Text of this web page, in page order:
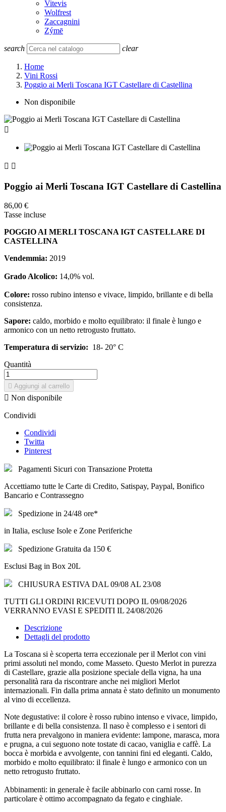
Vitevis
Wolfrest
Zaccagnini
Zýmē
search clear
Home
Vini Rossi
Poggio ai Merli Toscana IGT Castellare di Castellina
Non disponibile

 
Poggio ai Merli Toscana IGT Castellare di Castellina
86,00 €
Tasse incluse
POGGIO AI MERLI TOSCANA IGT CASTELLARE DI
CASTELLINA
Vendemmia: 2019
Grado Alcolico: 14,0% vol.
Colore: rosso rubino intenso e vivace, limpido, brillante e di bella
consistenza.
Sapore: caldo, morbido e molto equilibrato: il finale è lungo e
armonico con un netto retrogusto fruttato.
Temperatura di servizio: 18- 20° C
Quantità
 Aggiungi al carrello
 Non disponibile
Condividi
Condividi
Twitta
Pinterest
Pagamenti Sicuri con Transazione Protetta
Accettiamo tutte le Carte di Credito, Satispay, Paypal, Bonifico
Bancario e Contrassegno
Spedizione in 24/48 ore*
in Italia, escluse Isole e Zone Periferiche
Spedizione Gratuita da 150 €
Esclusi Bag in Box 20L
CHIUSURA ESTIVA DAL 09/08 AL 23/08
TUTTI GLI ORDINI RICEVUTI DOPO IL 09/08/2026
VERRANNO EVASI E SPEDITI IL 24/08/2026
Descrizione
Dettagli del prodotto
La Toscana si è scoperta terra eccezionale per il Merlot con vini
primi assoluti nel mondo, come Masseto. Questo Merlot in purezza
di Castellare, grazie alla posizione speciale della vigna, ha una
personalità rara da riscontrare anche nei migliori Merlot
internazionali. Fin dalla prima annata è stato definito un monumento
al vino di eccellenza.
Note degustative: il colore è rosso rubino intenso e vivace, limpido,
brillante e di bella consistenza. Il naso è complesso e i sentori di
frutta nera prevalgono in maniera evidente: lampone, marasca, mora
e prugna, a cui seguono note tostate di cacao, vaniglia e caffè. La
bocca è morbida e avvolgente, con tannini fini ed eleganti. Caldo,
morbido e molto equilibrato: il finale è lungo e armonico con un
netto retrogusto fruttato.
Abbinamenti: in generale è facile abbinarlo con carni rosse. In
particolare è ottimo accompagnato da fegato e cinghiale.